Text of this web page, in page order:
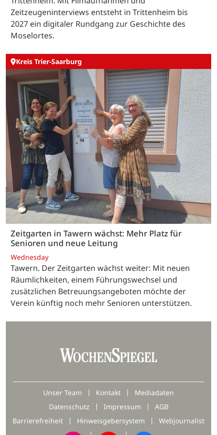
Zeitzeugeninterviews entsteht in Trittenheim bis
2027 ein digitaler Rundgang zur Geschichte des
Moselortes.
Kreis Trier-Saarburg
Zeitgarten in Tawern wächst: Mehr Platz für
Senioren und neue Leitung
Wednesday
Tawern. Der Zeitgarten wächst weiter: Mit neuen
Räumlichkeiten, einem Führungswechsel und
zusätzlichen Betreuungsangeboten möchte der
Verein künftig noch mehr Senioren unterstützen.
Unser Team Kontakt
Mediadaten
Datenschutz
Impressum
AGB
Barrierefreiheit
Hinweisgebersystem Webjournalist